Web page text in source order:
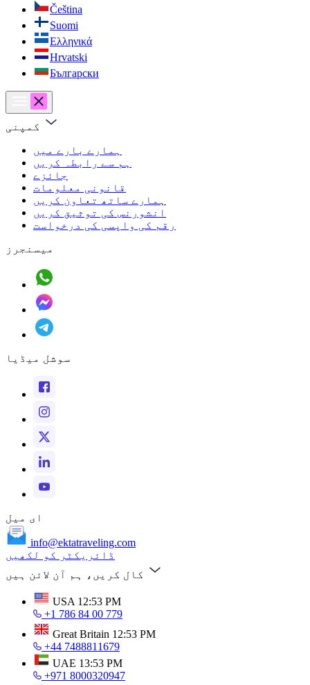
Čeština
Suomi
Ελληνικά
Hrvatski
Български
کمپنی
ہمارے بارے میں
ہم سے رابطہ کریں
جائزے
قانونی معلومات
ہمارے ساتھ تعاون کریں
انشورنس کی توثیق کریں
رقم کی واپسی کی درخواست
میسنجرز
سوشل میڈیا
ای میل
info@ektatraveling.com
ڈائریکٹر کو لکھیں
کال کریں، ہم آن لائن ہیں
USA 12:53 PM
+1 786 84 00 779
Great Britain 12:53 PM
+44 7488811679
UAE 13:53 PM
+971 8000320947